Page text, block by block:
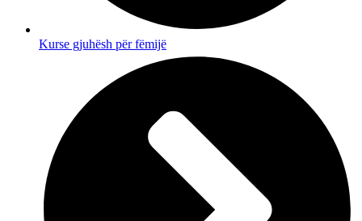
Kurse gjuhësh për fëmijë